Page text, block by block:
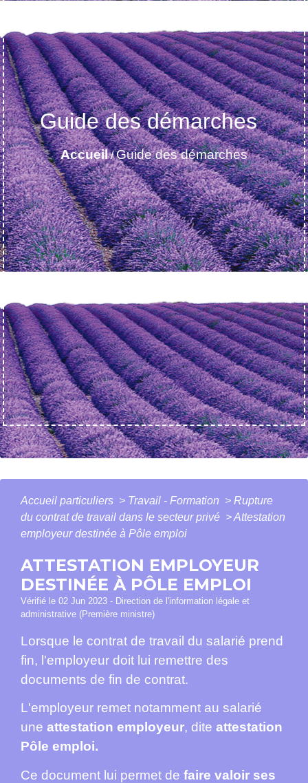
Guide des démarches
Accueil/Guide des démarches
Accueil particuliers > Travail - Formation > Rupture
du contrat de travail dans le secteur privé >Attestation
employeur destinée à Pôle emploi
ATTESTATION EMPLOYEUR
DESTINÉE À PÔLE EMPLOI
Vérifié le 02 Jun 2023 - Direction de l'information légale et
administrative (Première ministre)
Lorsque le contrat de travail du salarié prend
fin, l'employeur doit lui remettre des
documents de fin de contrat.
L'employeur remet notamment au salarié
une attestation employeur, dite attestation
Pôle emploi.
Ce document lui permet de faire valoir ses